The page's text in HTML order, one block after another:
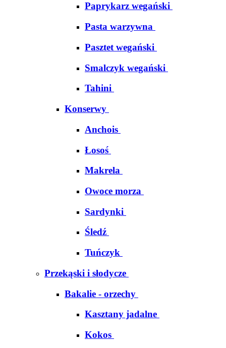
Paprykarz wegański
Pasta warzywna
Pasztet wegański
Smalczyk wegański
Tahini
Konserwy
Anchois
Łosoś
Makrela
Owoce morza
Sardynki
Śledź
Tuńczyk
Przekąski i słodycze
Bakalie - orzechy
Kasztany jadalne
Kokos